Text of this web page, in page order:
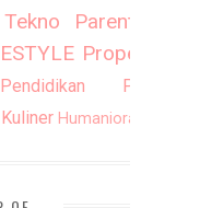
Tekno
Parenting
Property
Pendidikan
Puisi
Kuliner Humaniora